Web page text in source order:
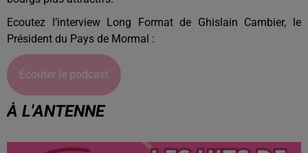
Ecoutez l’interview Long Format de Ghislain Cambier, le
Président du Pays de Mormal :
Écouter le podcast
À L'ANTENNE